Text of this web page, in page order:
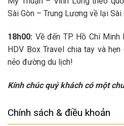
Sài Gòn – Trung Lương về lại Sài
18h00: Về đến TP. Hồ Chí Minh
HDV Box Travel chia tay và
nẻo đường du lịch!
Kính chúc quý khách có một
Chính sách & điều khoản